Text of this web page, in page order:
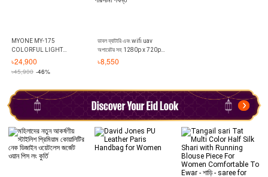
MYONE MY-175
COLORFUL LIGHT
BLACK MATCH
৳24,900
৳45,900 -46%
ডাবল ব্যাটারি এবং wifi uav
অপারেটর সহ 1280p x 720p
dm107s দ্বৈত ক্যামেরা ড্রোন,
150 মিটার বা 20 ফ্লোর বিল্ডিংয়ের
৳8,550